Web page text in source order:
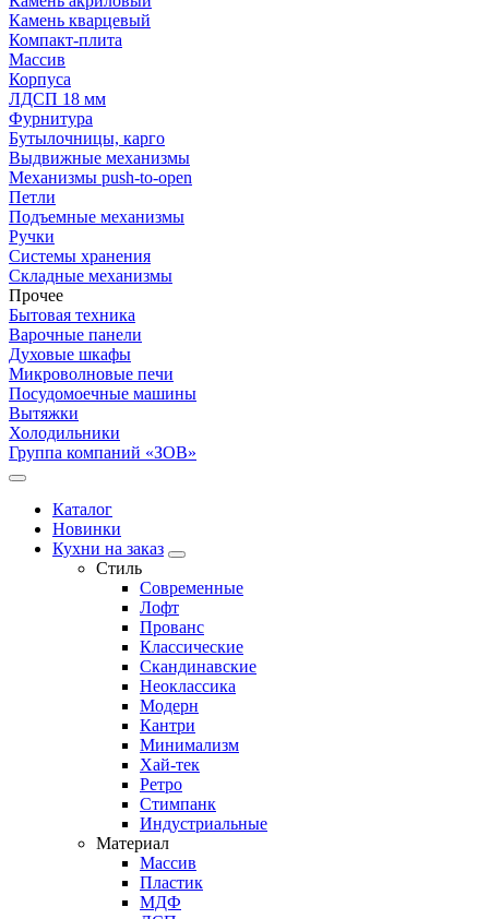
Камень кварцевый
Компакт-плита
Массив
Корпуса
ЛДСП 18 мм
Фурнитура
Бутылочницы, карго
Выдвижные механизмы
Механизмы push-to-open
Петли
Подъемные механизмы
Ручки
Системы хранения
Складные механизмы
Прочее
Бытовая техника
Варочные панели
Духовые шкафы
Микроволновые печи
Посудомоечные машины
Вытяжки
Холодильники
Группа компаний «ЗОВ»
Каталог
Новинки
Кухни на заказ
Стиль
Современные
Лофт
Прованс
Классические
Скандинавские
Неоклассика
Модерн
Кантри
Минимализм
Хай-тек
Ретро
Стимпанк
Индустриальные
Материал
Массив
Пластик
МДФ